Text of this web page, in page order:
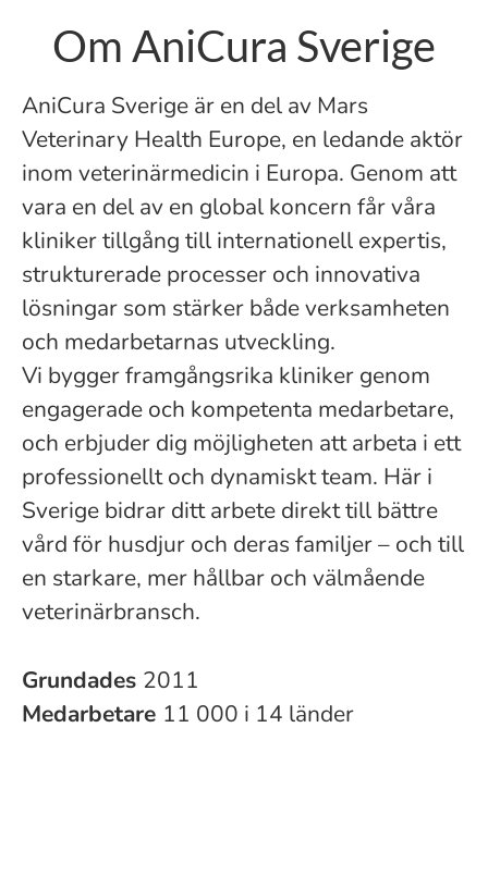
Om AniCura Sverige
AniCura Sverige är en del av Mars
Veterinary Health Europe, en ledande aktör
inom veterinärmedicin i Europa. Genom att
vara en del av en global koncern får våra
kliniker tillgång till internationell expertis,
strukturerade processer och innovativa
lösningar som stärker både verksamheten
och medarbetarnas utveckling.
Vi bygger framgångsrika kliniker genom
engagerade och kompetenta medarbetare,
och erbjuder dig möjligheten att arbeta i ett
professionellt och dynamiskt team. Här i
Sverige bidrar ditt arbete direkt till bättre
vård för husdjur och deras familjer – och till
en starkare, mer hållbar och välmående
veterinärbransch.
Grundades 2011
Medarbetare 11 000 i 14 länder